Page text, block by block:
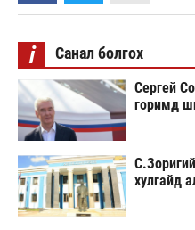
i Санал болгох
Сергей
горимд
хулгайд